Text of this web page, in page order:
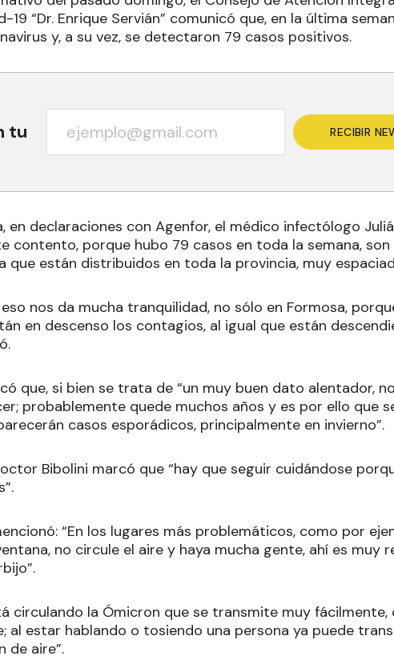
19 “Dr. Enrique Servián” comunicó que, en la última
y, a su vez, se detectaron 79 casos positivos.
tu RECIBIR
en declaraciones con Agenfor, el médico infectólogo
contento, porque hubo 79 casos en toda la semana,
que están distribuidos en toda la provincia, muy
nos da mucha tranquilidad, no sólo en Formosa,
en descenso los contagios, al igual que están
que, si bien se trata de “un muy buen dato alentador,
probablemente quede muchos años y es por ello que
casos esporádicos, principalmente en invierno”.
Bibolini marcó que “hay que seguir cuidándose
“En los lugares más problemáticos, como por
no circule el aire y haya mucha gente, ahí es muy
circulando la Ómicron que se transmite muy fácilmente,
al estar hablando o tosiendo una persona ya puede
de aire”.